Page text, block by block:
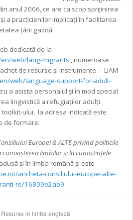
anul 2006, ce are ca scop sprijinirea
a practicienilor implicați în facilitarea
țării gazdă.
dedicată de la
web/lang-migrants , numeroase
de resurse și instrumente – LIAM
web/language-support-for-adult-
a asista personalul și în mod special
lingvistică a refugiaților adulți.
ului, la adresa indicată este
de formare.
Europei & ALTE privind politicile
limbilor și la cunoștințele
și în limba română și este
ancheta-consiliului-europei-alte-
re/16809e2ab9
Resurse in limba engleză